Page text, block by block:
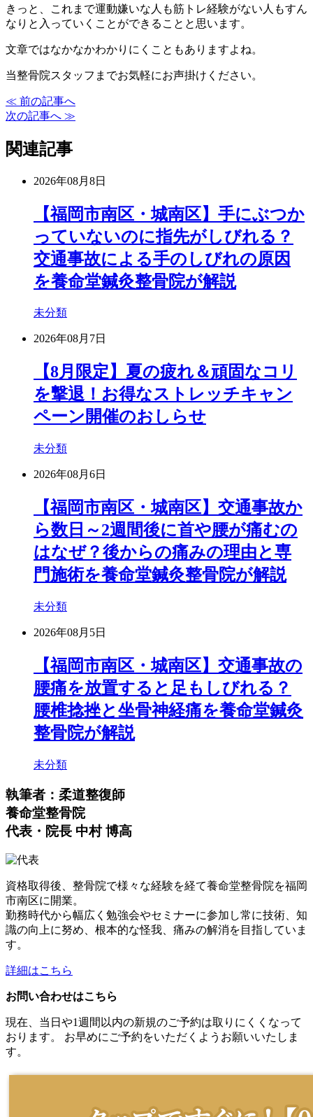
きっと、これまで運動嫌いな人も筋トレ経験がない人もすん
なりと入っていくことができることと思います。
文章ではなかなかわかりにくこともありますよね。
当整骨院スタッフまでお気軽にお声掛けください。
≪ 前の記事へ
次の記事へ ≫
関連記事
2026年08月8日
【福岡市南区・城南区】手にぶつか
っていないのに指先がしびれる？
交通事故による手のしびれの原因
を養命堂鍼灸整骨院が解説
未分類
2026年08月7日
【8月限定】夏の疲れ＆頑固なコリ
を撃退！お得なストレッチキャン
ペーン開催のおしらせ
未分類
2026年08月6日
【福岡市南区・城南区】交通事故か
ら数日～2週間後に首や腰が痛むの
はなぜ？後からの痛みの理由と専
門施術を養命堂鍼灸整骨院が解説
未分類
2026年08月5日
【福岡市南区・城南区】交通事故の
腰痛を放置すると足もしびれる？
腰椎捻挫と坐骨神経痛を養命堂鍼灸
整骨院が解説
未分類
執筆者：柔道整復師
養命堂整骨院
代表・院長 中村 博高
資格取得後、整骨院で様々な経験を経て養命堂整骨院を福岡
市南区に開業。
勤務時代から幅広く勉強会やセミナーに参加し常に技術、知
識の向上に努め、根本的な怪我、痛みの解消を目指していま
す。
詳細はこちら
お問い合わせはこちら
現在、当日や1週間以内の新規のご予約は取りにくくなって
おります。 お早めにご予約をいただくようお願いいたしま
す。